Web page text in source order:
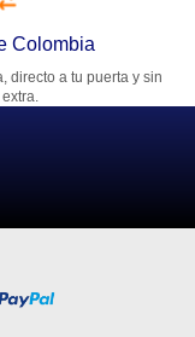
Colombia
directo a tu puerta y sin